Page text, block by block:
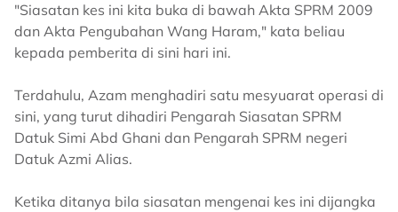
"Siasatan kes ini kita buka di bawah Akta SPRM 2009
dan Akta Pengubahan Wang Haram," kata beliau
kepada pemberita di sini hari ini.
Terdahulu, Azam menghadiri satu mesyuarat operasi di
sini, yang turut dihadiri Pengarah Siasatan SPRM
Datuk Simi Abd Ghani dan Pengarah SPRM negeri
Datuk Azmi Alias.
Ketika ditanya bila siasatan mengenai kes ini dijangka